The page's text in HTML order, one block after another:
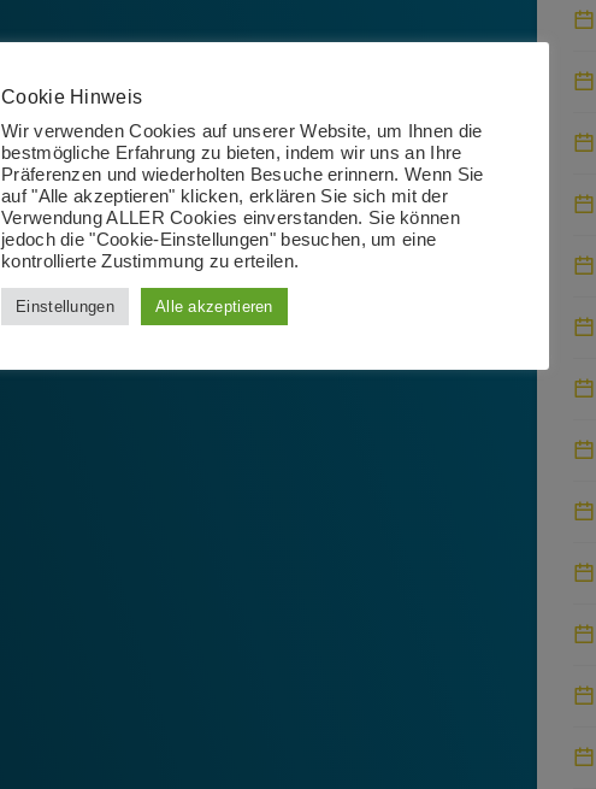
Cookie Hinweis
Wir verwenden Cookies auf unserer Website, um Ihnen die
bestmögliche Erfahrung zu bieten, indem wir uns an Ihre
Präferenzen und wiederholten Besuche erinnern. Wenn Sie
auf "Alle akzeptieren" klicken, erklären Sie sich mit der
Verwendung ALLER Cookies einverstanden. Sie können
jedoch die "Cookie-Einstellungen" besuchen, um eine
kontrollierte Zustimmung zu erteilen.
Einstellungen Alle akzeptieren